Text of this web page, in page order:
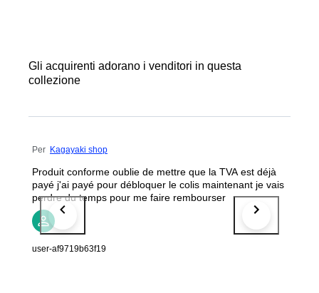
Gli acquirenti adorano i venditori in questa
collezione
Per Kagayaki shop
Produit conforme oublie de mettre que la TVA est déjà
payé j'ai payé pour débloquer le colis maintenant je vais
perdre du temps pour me faire rembourser
user-af9719b63f19